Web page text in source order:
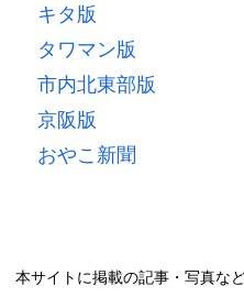
キタ版
タワマン版
市内北東部版
京阪版
おやこ新聞
本サイトに掲載の記事・写真な